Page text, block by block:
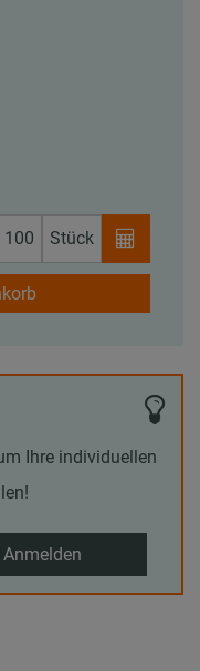
Stück
Ihre individuellen
Anmelden